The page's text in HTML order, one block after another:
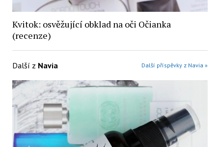
Kvitok: osvěžující obklad na oči Očianka
(recenze)
Další z Navia Další příspěvky z Navia »